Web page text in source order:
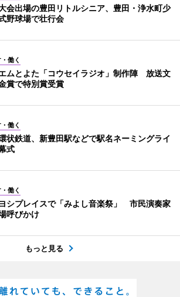
会出場の豊田リトルシニア、豊田・浄水町少
野球場で壮行会
働く
ムとよた「コウセイラジオ」制作陣 放送文
賞で特別賞受賞
働く
状鉄道、新豊田駅などで駅名ネーミングライ
式
働く
シプレイスで「みよし音楽祭」 市民演奏家
呼びかけ
もっと見る